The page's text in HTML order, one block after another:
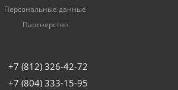
Персональные данные
Партнерство
+7 (812) 326-42-72
+7 (804) 333-15-95